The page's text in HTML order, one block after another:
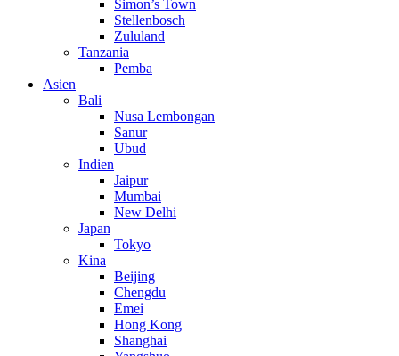
Simon’s Town
Stellenbosch
Zululand
Tanzania
Pemba
Asien
Bali
Nusa Lembongan
Sanur
Ubud
Indien
Jaipur
Mumbai
New Delhi
Japan
Tokyo
Kina
Beijing
Chengdu
Emei
Hong Kong
Shanghai